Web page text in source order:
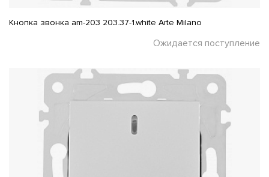
Кнопка звонка am-203 203.37-1.white Arte Milano
Ожидается поступление